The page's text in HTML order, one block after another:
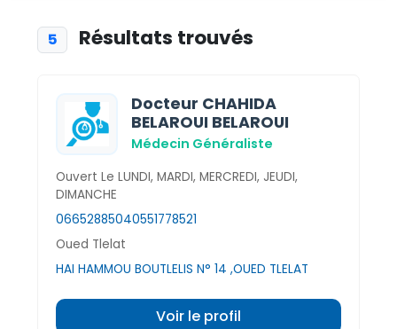
5 Résultats trouvés
Docteur CHAHIDA
BELAROUI BELAROUI
Médecin Généraliste
Ouvert Le LUNDI, MARDI, MERCREDI, JEUDI,
DIMANCHE
06652885040551778521
Oued Tlelat
HAI HAMMOU BOUTLELIS N° 14 ,OUED TLELAT
Voir le profil